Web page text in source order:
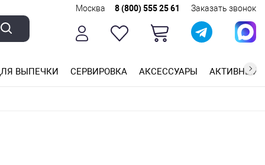
Москва 8 (800) 555 25 61 Заказать звонок
ВЫПЕЧКИ СЕРВИРОВКА АКСЕССУАРЫ АКТИВНЫЙ